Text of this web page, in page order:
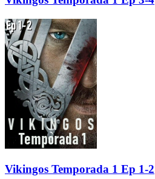
Vikingos Temporada 1 Ep 1-2